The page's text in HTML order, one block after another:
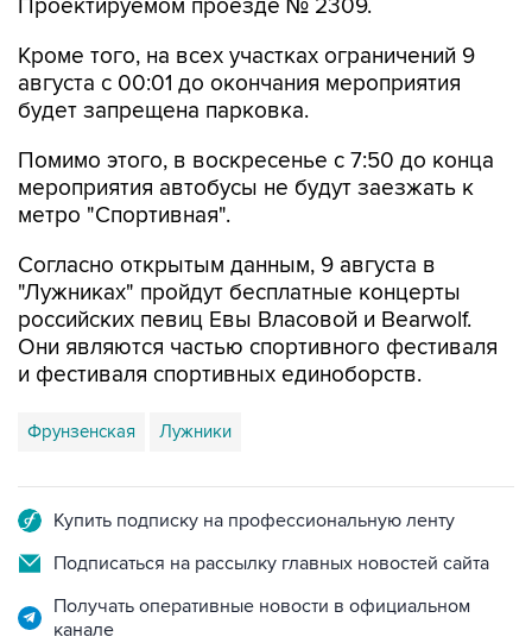
Проектируемом проезде № 2309.
Кроме того, на всех участках ограничений 9
августа с 00:01 до окончания мероприятия
будет запрещена парковка.
Помимо этого, в воскресенье с 7:50 до конца
мероприятия автобусы не будут заезжать к
метро "Спортивная".
Согласно открытым данным, 9 августа в
"Лужниках" пройдут бесплатные концерты
российских певиц Евы Власовой и Bearwolf.
Они являются частью спортивного фестиваля
и фестиваля спортивных единоборств.
Фрунзенская Лужники
Купить подписку на профессиональную ленту
Подписаться на рассылку главных новостей сайта
Получать оперативные новости в официальном
канале